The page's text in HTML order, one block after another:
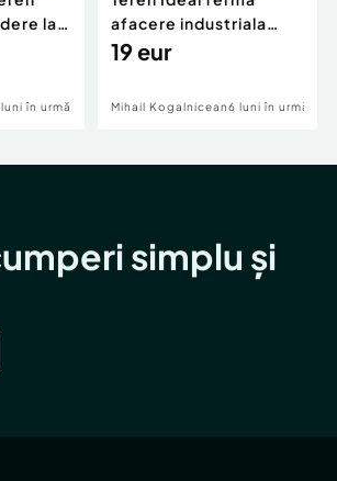
la
în urmă
afacere industriala
deschidere 71 ml la
19 eur
Mihail Kogalniceanu6 luni în urmă
simplu și